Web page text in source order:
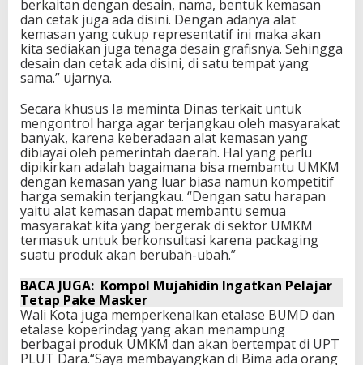
berkaitan dengan desain, nama, bentuk kemasan
dan cetak juga ada disini. Dengan adanya alat
kemasan yang cukup representatif ini maka akan
kita sediakan juga tenaga desain grafisnya. Sehingga
desain dan cetak ada disini, di satu tempat yang
sama.” ujarnya.
Secara khusus Ia meminta Dinas terkait untuk
mengontrol harga agar terjangkau oleh masyarakat
banyak, karena keberadaan alat kemasan yang
dibiayai oleh pemerintah daerah. Hal yang perlu
dipikirkan adalah bagaimana bisa membantu UMKM
dengan kemasan yang luar biasa namun kompetitif
harga semakin terjangkau. “Dengan satu harapan
yaitu alat kemasan dapat membantu semua
masyarakat kita yang bergerak di sektor UMKM
termasuk untuk berkonsultasi karena packaging
suatu produk akan berubah-ubah.”
BACA JUGA: Kompol Mujahidin Ingatkan Pelajar
Tetap Pake Masker
Wali Kota juga memperkenalkan etalase BUMD dan
etalase koperindag yang akan menampung
berbagai produk UMKM dan akan bertempat di UPT
PLUT Dara.“Saya membayangkan di Bima ada orang